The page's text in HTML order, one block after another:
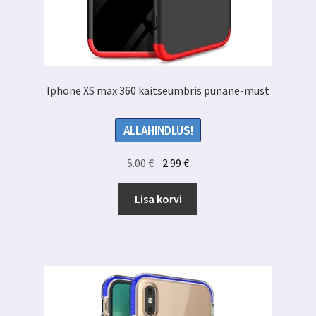
Iphone XS max 360 kaitseümbris punane-must
ALLAHINDLUS!
5.00€ Algne
hind
oli:
5.00 €.
2.99€Praegune
hind
2.99 €.
Lisa korvi